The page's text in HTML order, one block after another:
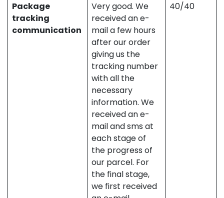
Package
tracking
communication
Very good. We
received an e-
mail a few hours
after our order
giving us the
tracking number
with all the
necessary
information. We
received an e-
mail and sms at
each stage of
the progress of
our parcel. For
the final stage,
we first received
40/40